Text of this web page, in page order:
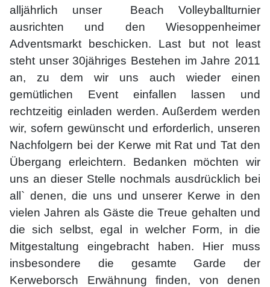
alljährlich unser Beach Volleyballturnier
ausrichten und den Wiesoppenheimer
Adventsmarkt beschicken. Last but not least
steht unser 30jähriges Bestehen im Jahre 2011
an, zu dem wir uns auch wieder einen
gemütlichen Event einfallen lassen und
rechtzeitig einladen werden. Außerdem werden
wir, sofern gewünscht und erforderlich, unseren
Nachfolgern bei der Kerwe mit Rat und Tat den
Übergang erleichtern. Bedanken möchten wir
uns an dieser Stelle nochmals ausdrücklich bei
all` denen, die uns und unserer Kerwe in den
vielen Jahren als Gäste die Treue gehalten und
die sich selbst, egal in welcher Form, in die
Mitgestaltung eingebracht haben. Hier muss
insbesondere die gesamte Garde der
Kerweborsch Erwähnung finden, von denen